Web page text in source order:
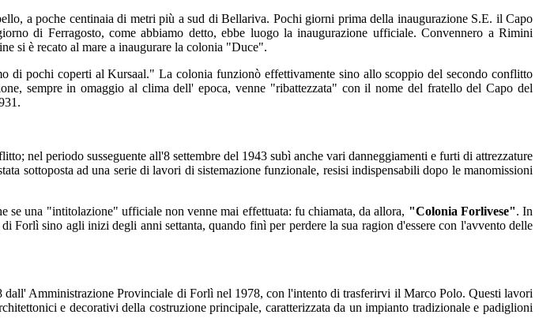
a poche centinaia di metri più a sud di Bellariva. Pochi giorni prima della inaugurazione S.E. il Capo
di Ferragosto, come abbiamo detto, ebbe luogo la inaugurazione ufficiale. Convennero a Rimini
si è recato al mare a inaugurare la colonia "Duce".
di pochi coperti al Kursaal." La colonia funzionò effettivamente sino allo scoppio del secondo conflitto
sempre in omaggio al clima dell' epoca, venne "ribattezzata" con il nome del fratello del Capo del
nel periodo susseguente all'8 settembre del 1943 subì anche vari danneggiamenti e furti di attrezzature
sottoposta ad una serie di lavori di sistemazione funzionale, resisi indispensabili dopo le manomissioni
una "intitolazione" ufficiale non venne mai effettuata: fu chiamata, da allora, "Colonia Forlivese". In
sino agli inizi degli anni settanta, quando finì per perdere la sua ragion d'essere con l'avvento delle
Amministrazione Provinciale di Forlì nel 1978, con l'intento di trasferirvi il Marco Polo. Questi lavori
e decorativi della costruzione principale, caratterizzata da un impianto tradizionale e padiglioni